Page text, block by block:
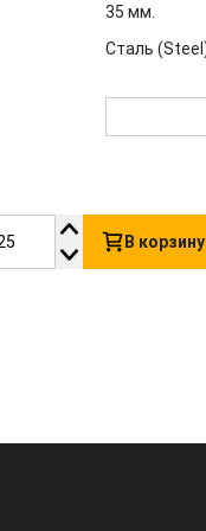
35 мм.
Сталь (Steel)
В корзину